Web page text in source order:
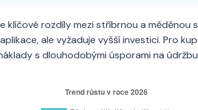
klíčové rozdíly mezi stříbrnou a
ale vyžaduje vyšší investici. Pro
s dlouhodobými úsporami na